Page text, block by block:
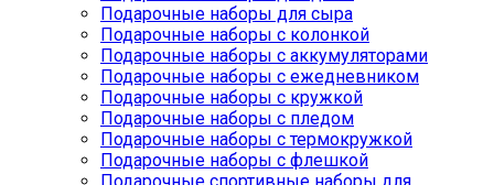
Подарочные наборы для сыра
Подарочные наборы с колонкой
Подарочные наборы с аккумуляторами
Подарочные наборы с ежедневником
Подарочные наборы с кружкой
Подарочные наборы с пледом
Подарочные наборы с термокружкой
Подарочные наборы с флешкой